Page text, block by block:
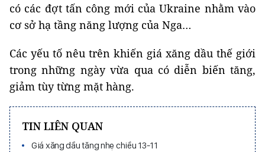
có các đợt tấn công mới của Ukraine nhằm vào
cơ sở hạ tầng năng lượng của Nga…
Các yếu tố nêu trên khiến giá xăng dầu thế giới
trong những ngày vừa qua có diễn biến tăng,
giảm tùy từng mặt hàng.
TIN LIÊN QUAN
Giá xăng dầu tăng nhẹ chiều 13-11